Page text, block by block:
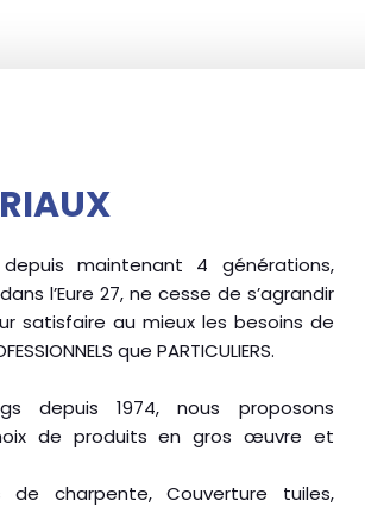
maintenant 4 générations,
l’Eure 27, ne cesse de s’agrandir
satisfaire au mieux les besoins de
que PARTICULIERS.
depuis 1974, nous proposons
de produits en gros œuvre et
de charpente, Couverture tuiles,